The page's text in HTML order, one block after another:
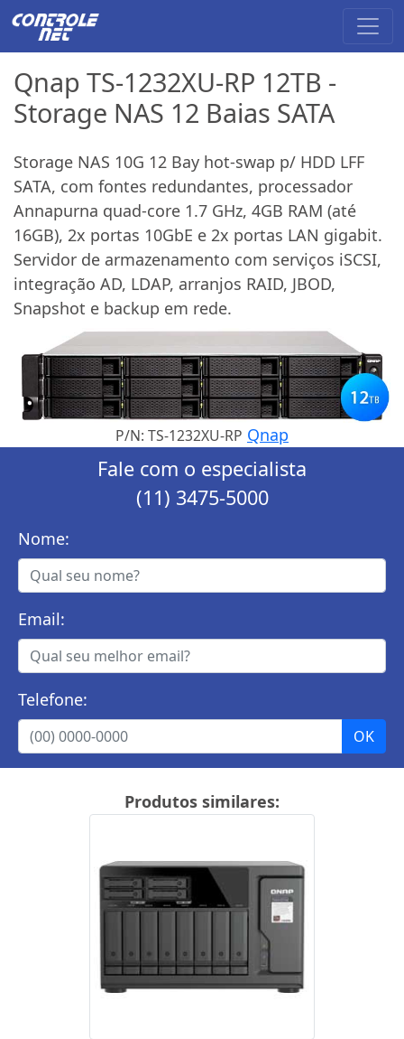
Qnap TS-1232XU-RP 12TB -
Storage NAS 12 Baias SATA
Storage NAS 10G 12 Bay hot-swap p/ HDD LFF
SATA, com fontes redundantes, processador
Annapurna quad-core 1.7 GHz, 4GB RAM (até
16GB), 2x portas 10GbE e 2x portas LAN gigabit.
Servidor de armazenamento com serviços iSCSI,
integração AD, LDAP, arranjos RAID, JBOD,
Snapshot e backup em rede.
P/N: TS-1232XU-RP Qnap
Fale com o especialista
(11) 3475-5000
Nome:
Email:
Telefone:
Produtos similares: